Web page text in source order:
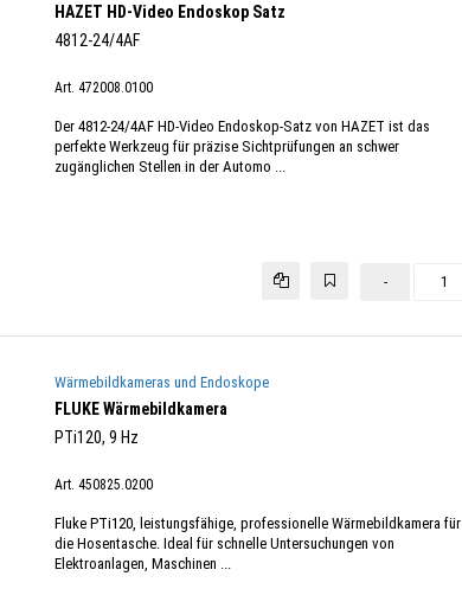
HAZET HD-Video Endoskop Satz
4812-24/4AF
Art. 472008.0100
Der 4812-24/4AF HD-Video Endoskop-Satz von HAZET ist das
perfekte Werkzeug für präzise Sichtprüfungen an schwer
zugänglichen Stellen in der Automo ...
-
Wärmebildkameras und Endoskope
FLUKE Wärmebildkamera
PTi120, 9 Hz
Art. 450825.0200
Fluke PTi120, leistungsfähige, professionelle Wärmebildkamera für
die Hosentasche. Ideal für schnelle Untersuchungen von
Elektroanlagen, Maschinen ...